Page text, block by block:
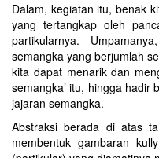
Dalam, kegiatan itu, benak
yang tertangkap oleh
partikularnya.
semangka yang berjumlah
kita dapat menarik dan
semangka’ itu, hingga hadir
jajaran semangka.
Abstraksi berada di atas
membentuk gambaran